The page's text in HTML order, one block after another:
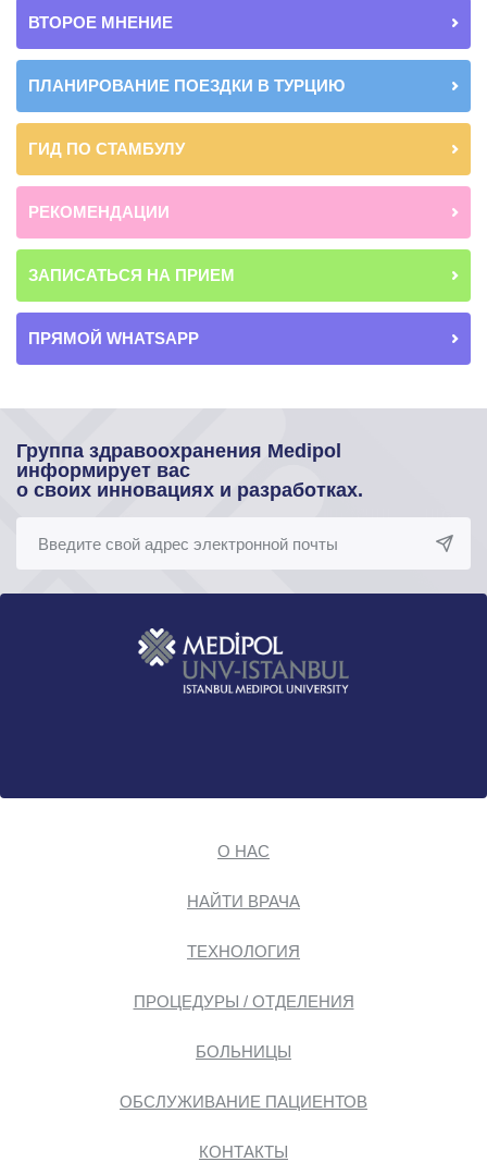
ВТОРОЕ МНЕНИЕ
ПЛАНИРОВАНИЕ ПОЕЗДКИ В ТУРЦИЮ
ГИД ПО СТАМБУЛУ
РЕКОМЕНДАЦИИ
ЗАПИСАТЬСЯ НА ПРИЕМ
ПРЯМОЙ WHATSAPP
Группа здравоохранения Medipol
информирует вас
о своих инновациях и разработках.
О НАС
НАЙТИ ВРАЧА
ТЕХНОЛОГИЯ
ПРОЦЕДУРЫ / ОТДЕЛЕНИЯ
БОЛЬНИЦЫ
ОБСЛУЖИВАНИЕ ПАЦИЕНТОВ
КОНТАКТЫ